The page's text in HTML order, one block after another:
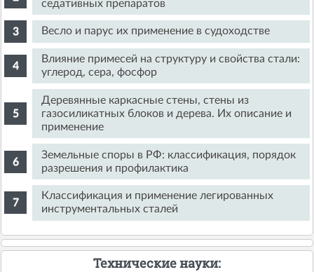
седативных препаратов
Весло и парус их применение в судоходстве
Влияние примесей на структуру и свойства стали:
углерод, сера, фосфор
Деревянные каркасные стены, стены из
газосиликатных блоков и дерева. Их описание и
применение
Земельные споры в РФ: классификация, порядок
разрешения и профилактика
Классификация и применение легированных
инструментальных сталей
Технические науки: